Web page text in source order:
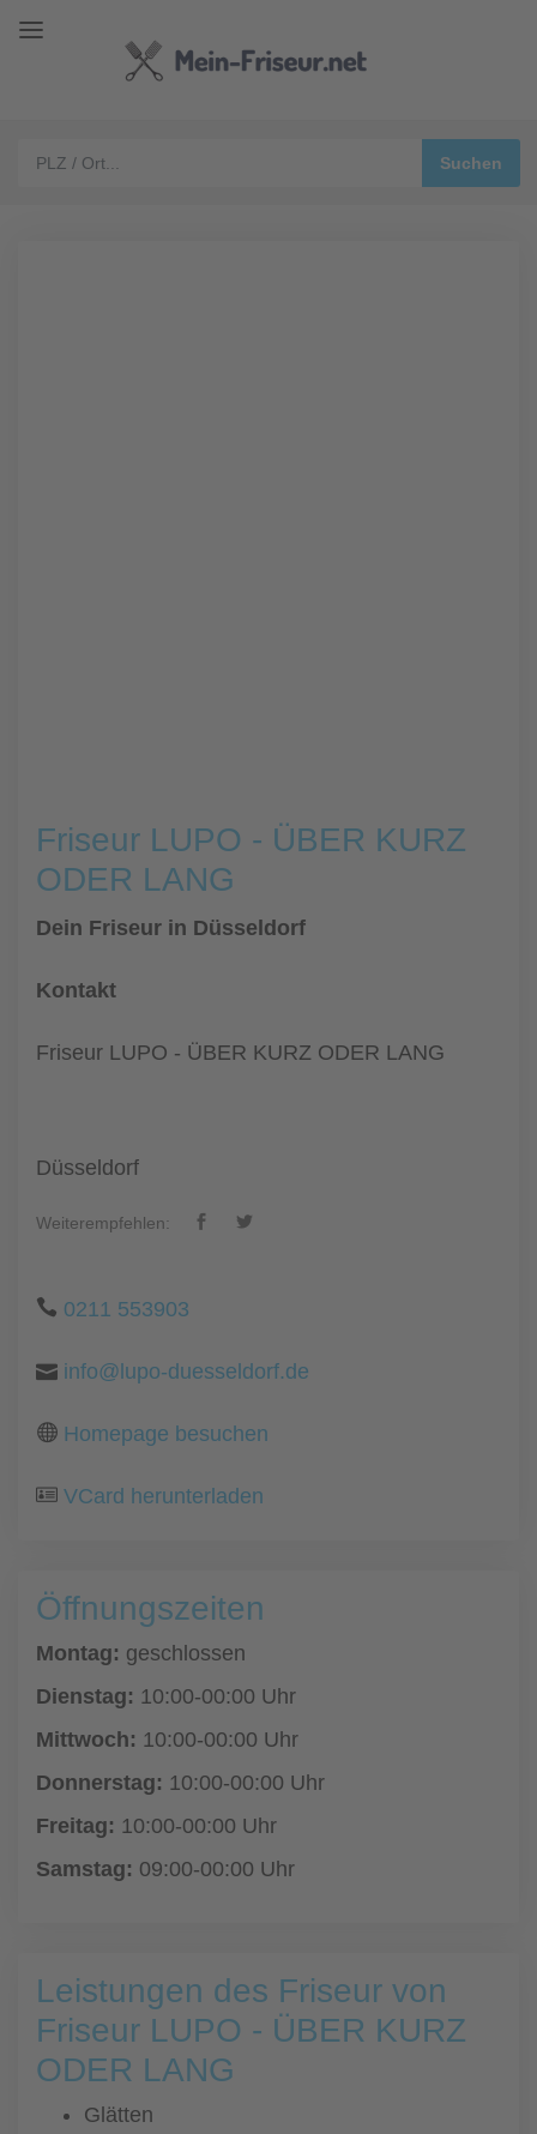
Friseur LUPO - ÜBER KURZ
ODER LANG
Dein Friseur in Düsseldorf
Kontakt
Friseur LUPO - ÜBER KURZ ODER LANG
Düsseldorf
Weiterempfehlen:
0211 553903
info@lupo-duesseldorf.de
Homepage besuchen
VCard herunterladen
Öffnungszeiten
Montag: geschlossen
Dienstag: 10:00-00:00 Uhr
Mittwoch: 10:00-00:00 Uhr
Donnerstag: 10:00-00:00 Uhr
Freitag: 10:00-00:00 Uhr
Samstag: 09:00-00:00 Uhr
Leistungen des Friseur von
Friseur LUPO - ÜBER KURZ
ODER LANG
Glätten